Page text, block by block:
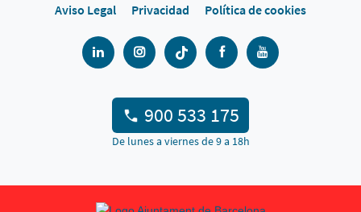
Aviso Legal
Privacidad Política de cookies
900 533 175
De lunes a viernes de 9 a 18h